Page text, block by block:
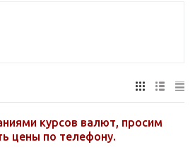
курсов валют, просим
цены по телефону.